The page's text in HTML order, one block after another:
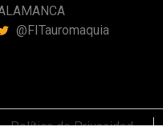
@FITauromaquia
Política de Privacidad